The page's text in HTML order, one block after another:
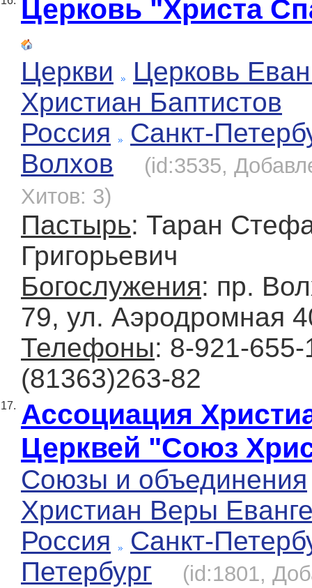
Церковь "Христа
Церкви
Церковь
Христиан Баптистов
Россия
Санкт-
Волхов
(id:3535,
Хитов: 3)
Пастырь: Таран
Григорьевич
Богослужения: пр.
79, ул. Аэродромная
Телефоны: 8-921-
(81363)263-82
17. Ассоциация
Церквей "Союз
Союзы и объединения
Христиан Веры
Россия
Санкт-
Петербург
(id:1801,